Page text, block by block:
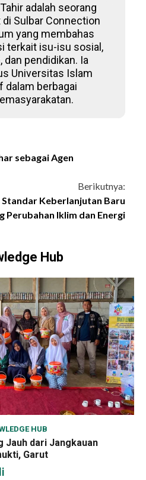
adalah seorang
Sulbar Connection
yang membahas
terkait isu-isu sosial,
dan pendidikan. Ia
Universitas Islam
dalam berbagai
sebagai Agen
Berikutnya:
Standar Keberlanjutan Baru
Perubahan Iklim dan Energi
Hub
HUB
Jauh dari Jangkauan
Garut